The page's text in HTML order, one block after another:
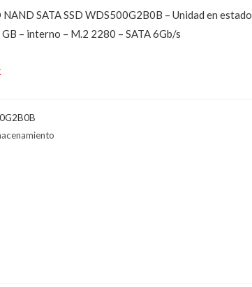
SATA SSD WDS500G2B0B – Unidad en estado
– interno – M.2 2280 – SATA 6Gb/s